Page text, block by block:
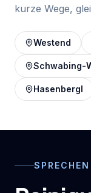
kurze Wege,
Westend
Schwabing-
Hasenbergl